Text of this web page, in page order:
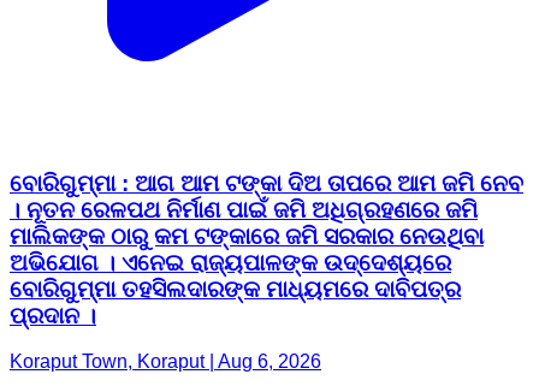
ବୋରିଗୁମ୍ମା : ଆଗ ଆମ ଟଙ୍କା ଦିଅ ତାପରେ ଆମ ଜମି ନେବ
। ନୂତନ ରେଳପଥ ନିର୍ମାଣ ପାଇଁ ଜମି ଅଧିଗ୍ରହଣରେ ଜମି
ମାଲିକଙ୍କ ଠାରୁ କମ ଟଙ୍କାରେ ଜମି ସରକାର ନେଉଥିବା
ଅଭିଯୋଗ । ଏନେଇ ରାଜ୍ୟପାଳଙ୍କ ଉଦ୍ଦେଶ୍ୟରେ
ବୋରିଗୁମ୍ମା ତହସିଲଦାରଙ୍କ ମାଧ୍ୟମରେ ଦାବିପତ୍ର
ପ୍ରଦାନ ।
Koraput Town, Koraput | Aug 6, 2026